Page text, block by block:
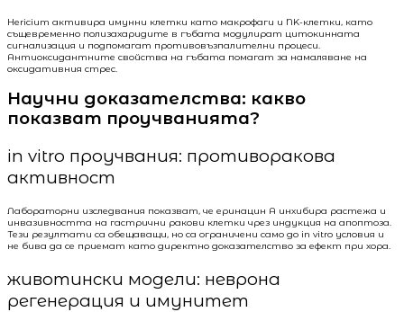
Hericium активира имунни клетки като макрофаги и NK-клетки, като
същевременно полизахаридите в гъбата модулират цитокинната
сигнализация и подпомагат противовъзпалителни процеси.
Антиоксидантните свойства на гъбата помагат за намаляване на
оксидативния стрес.
Научни доказателства: какво
показват проучванията?
in vitro проучвания: противоракова
активност
Лабораторни изследвания показват, че еринацин А инхибира растежа и
инвазивността на гастрични ракови клетки чрез индукция на апоптоза.
Тези резултати са обещаващи, но са ограничени само до in vitro условия и
не бива да се приемат като директно доказателство за ефект при хора.
животински модели: неврона
регенерация и имунитет